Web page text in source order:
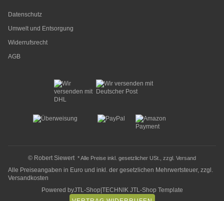
Datenschutz
Umwelt und Entsorgung
Widerrufsrecht
AGB
© Robert Siewert* Alle Preise inkl. gesetzlicher USt., zzgl. Versand
Alle Preiseangaben in Euro und inkl. der gesetzlichen Mehrwertsteuer, zzgl.
Versandkosten
Powered byJTL-Shop TECHNIK JTL-Shop Template